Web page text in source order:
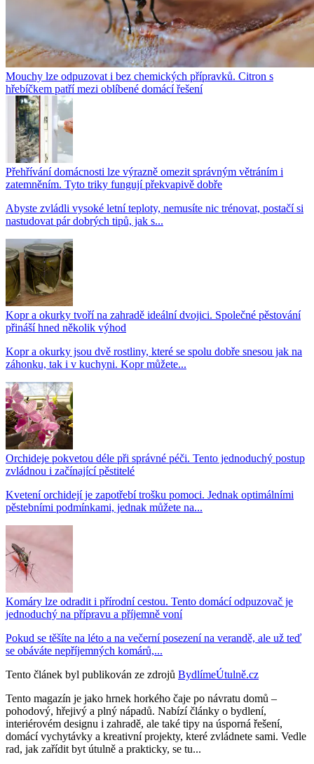
Mouchy lze odpuzovat i bez chemických přípravků. Citron s
hřebíčkem patří mezi oblíbené domácí řešení
Přehřívání domácnosti lze výrazně omezit správným větráním i
zatemněním. Tyto triky fungují překvapivě dobře
Abyste zvládli vysoké letní teploty, nemusíte nic trénovat, postačí si
nastudovat pár dobrých tipů, jak s...
Kopr a okurky tvoří na zahradě ideální dvojici. Společné pěstování
přináší hned několik výhod
Kopr a okurky jsou dvě rostliny, které se spolu dobře snesou jak na
záhonku, tak i v kuchyni. Kopr můžete...
Orchideje pokvetou déle při správné péči. Tento jednoduchý postup
zvládnou i začínající pěstitelé
Kvetení orchidejí je zapotřebí trošku pomoci. Jednak optimálními
pěstebními podmínkami, jednak můžete na...
Komáry lze odradit i přírodní cestou. Tento domácí odpuzovač je
jednoduchý na přípravu a příjemně voní
Pokud se těšíte na léto a na večerní posezení na verandě, ale už teď
se obáváte nepříjemných komárů,...
Tento článek byl publikován ze zdrojů BydlímeÚtulně.cz
Tento magazín je jako hrnek horkého čaje po návratu domů –
pohodový, hřejivý a plný nápadů. Nabízí články o bydlení,
interiérovém designu i zahradě, ale také tipy na úsporná řešení,
domácí vychytávky a kreativní projekty, které zvládnete sami. Vedle
rad, jak zařídit byt útulně a prakticky, se tu...